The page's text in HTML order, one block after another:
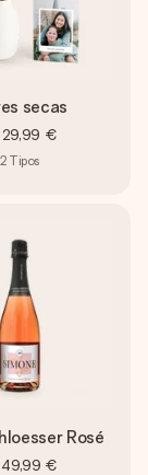
secas
29,99 €
2 Tipos
Rosé
49,99 €